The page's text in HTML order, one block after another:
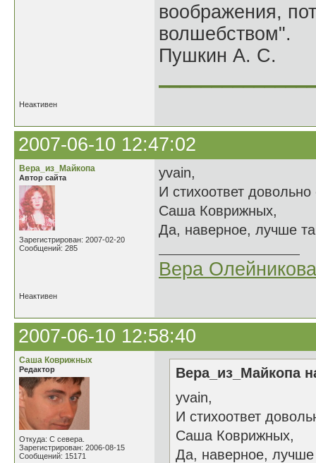
воображения,
волшебством".
Пушкин А. С.
Неактивен
2007-06-10 12:47:02
Вера_из_Майкопа
Автор сайта
Зарегистрирован: 2007-02-20
Сообщений: 285
yvain,
И стихоответ
Саша Коврижных,
Да, наверное, лучше
Вера Олейникова
Неактивен
2007-06-10 12:58:40
Саша Коврижных
Редактор
Откуда: С севера.
Зарегистрирован: 2006-08-15
Сообщений: 15171
Вера_из_Майкопа
yvain,
И стихоответ
Саша Коврижных,
Да, наверное,